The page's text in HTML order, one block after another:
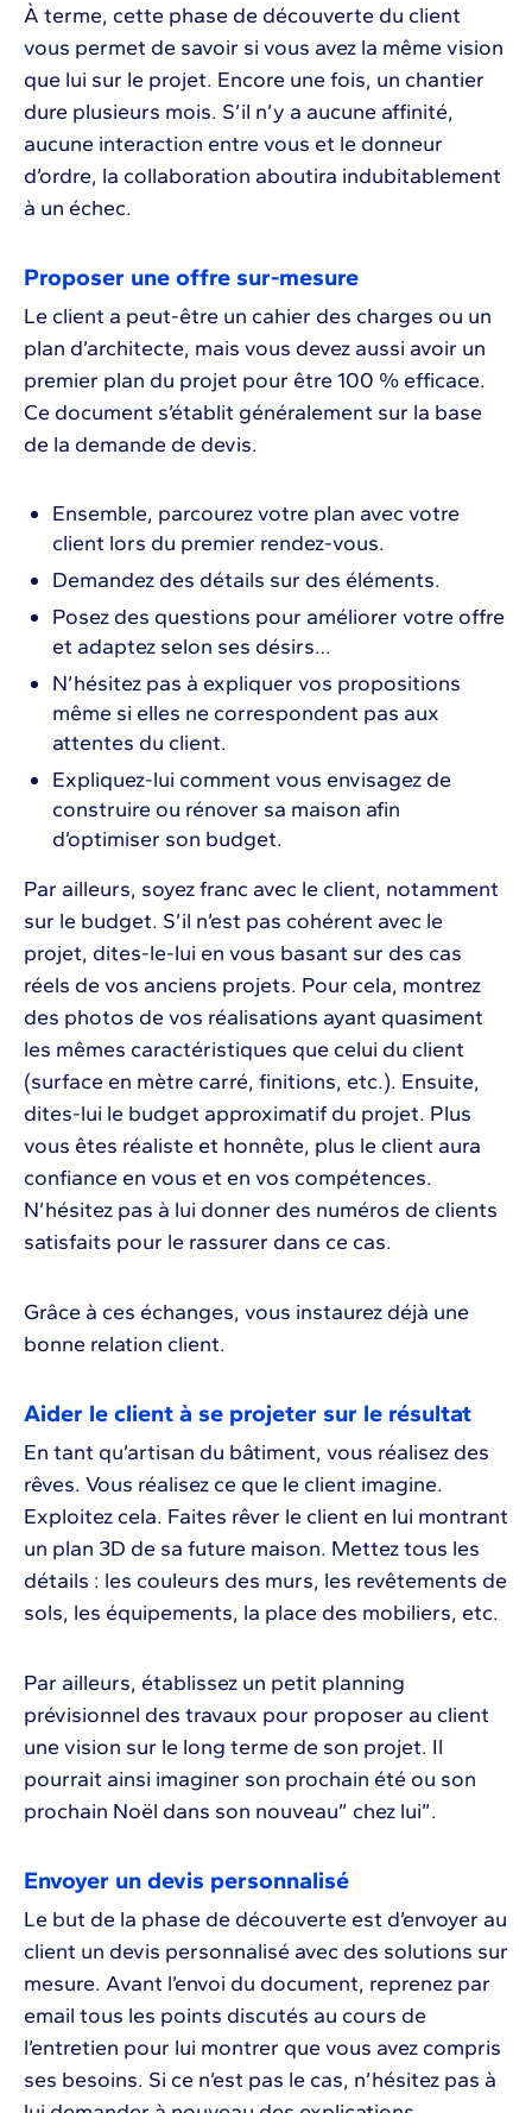
À terme, cette phase de découverte du client
vous permet de savoir si vous avez la même vision
que lui sur le projet. Encore une fois, un chantier
dure plusieurs mois. S’il n’y a aucune affinité,
aucune interaction entre vous et le donneur
d’ordre, la collaboration aboutira indubitablement
à un échec.
Proposer une offre sur-mesure
Le client a peut-être un cahier des charges ou un
plan d’architecte, mais vous devez aussi avoir un
premier plan du projet pour être 100 % efficace.
Ce document s’établit généralement sur la base
de la demande de devis.
Ensemble, parcourez votre plan avec votre
client lors du premier rendez-vous.
Demandez des détails sur des éléments.
Posez des questions pour améliorer votre offre
et adaptez selon ses désirs…
N’hésitez pas à expliquer vos propositions
même si elles ne correspondent pas aux
attentes du client.
Expliquez-lui comment vous envisagez de
construire ou rénover sa maison afin
d’optimiser son budget.
Par ailleurs, soyez franc avec le client, notamment
sur le budget. S’il n’est pas cohérent avec le
projet, dites-le-lui en vous basant sur des cas
réels de vos anciens projets. Pour cela, montrez
des photos de vos réalisations ayant quasiment
les mêmes caractéristiques que celui du client
(surface en mètre carré, finitions, etc.). Ensuite,
dites-lui le budget approximatif du projet. Plus
vous êtes réaliste et honnête, plus le client aura
confiance en vous et en vos compétences.
N’hésitez pas à lui donner des numéros de clients
satisfaits pour le rassurer dans ce cas.
Grâce à ces échanges, vous instaurez déjà une
bonne relation client.
Aider le client à se projeter sur le résultat
En tant qu’artisan du bâtiment, vous réalisez des
rêves. Vous réalisez ce que le client imagine.
Exploitez cela. Faites rêver le client en lui montrant
un plan 3D de sa future maison. Mettez tous les
détails : les couleurs des murs, les revêtements de
sols, les équipements, la place des mobiliers, etc.
Par ailleurs, établissez un petit planning
prévisionnel des travaux pour proposer au client
une vision sur le long terme de son projet. Il
pourrait ainsi imaginer son prochain été ou son
prochain Noël dans son nouveau” chez lui”.
Envoyer un devis personnalisé
Le but de la phase de découverte est d’envoyer au
client un devis personnalisé avec des solutions sur
mesure. Avant l’envoi du document, reprenez par
email tous les points discutés au cours de
l’entretien pour lui montrer que vous avez compris
ses besoins. Si ce n’est pas le cas, n’hésitez pas à